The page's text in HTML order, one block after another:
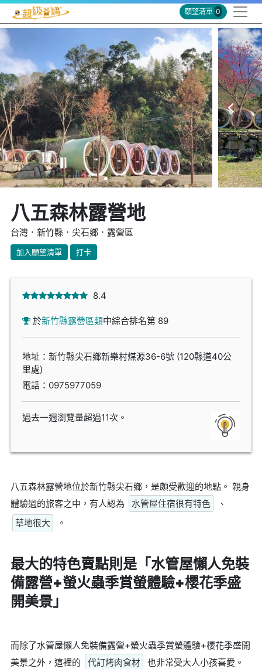
願望清單 0
八五森林露營地
台灣．新竹縣．尖石鄉．露營區
加入願望清單 打卡
8.4
於新竹縣露營區類中綜合排名第 89
地址：新竹縣尖石鄉新樂村煤源36-6號 (120縣道40公
里處)
電話： 0975977059
過去一週瀏覽量超過11次。
八五森林露營地位於新竹縣尖石鄉，是頗受歡迎的地點。 親身
體驗過的旅客之中，有人認為
水管屋住宿很有特色
、
草地很大
。
最大的特色賣點則是「水管屋懶人免裝
備露營+螢火蟲季賞螢體驗+櫻花季盛
開美景」
而除了水管屋懶人免裝備露營+螢火蟲季賞螢體驗+櫻花季盛開
美景之外，這裡的
代訂烤肉食材 也非常受大人小孩喜愛。